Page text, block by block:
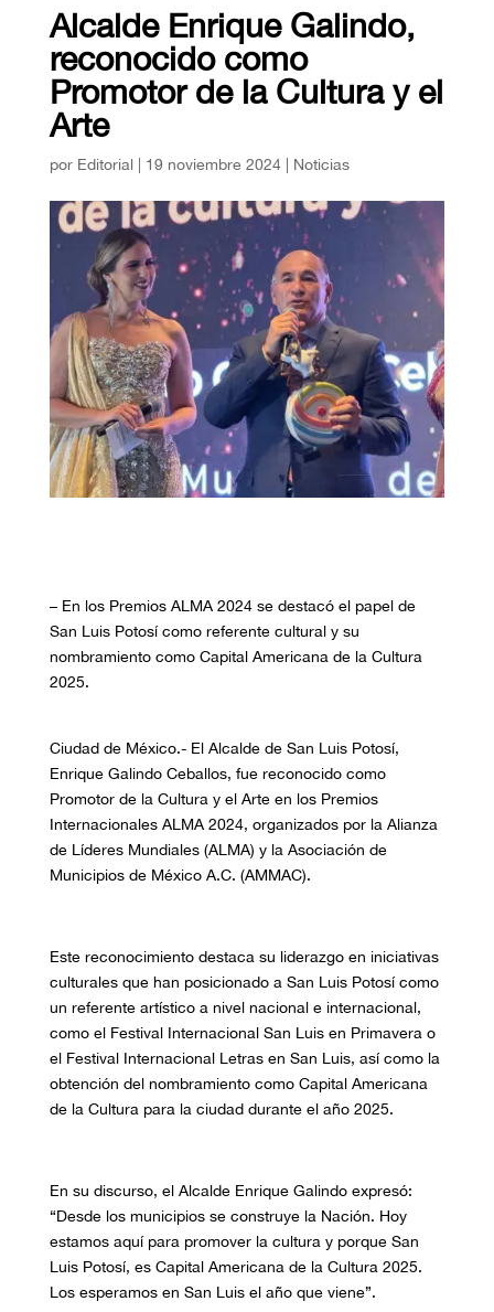
Alcalde Enrique Galindo,
reconocido como
Promotor de la Cultura y el
Arte
por Editorial| 19 noviembre 2024| Noticias
– En los Premios ALMA 2024 se destacó el papel de
San Luis Potosí como referente cultural y su
nombramiento como Capital Americana de la Cultura
2025.
Ciudad de México.- El Alcalde de San Luis Potosí,
Enrique Galindo Ceballos, fue reconocido como
Promotor de la Cultura y el Arte en los Premios
Internacionales ALMA 2024, organizados por la Alianza
de Líderes Mundiales (ALMA) y la Asociación de
Municipios de México A.C. (AMMAC).
Este reconocimiento destaca su liderazgo en iniciativas
culturales que han posicionado a San Luis Potosí como
un referente artístico a nivel nacional e internacional,
como el Festival Internacional San Luis en Primavera o
el Festival Internacional Letras en San Luis, así como la
obtención del nombramiento como Capital Americana
de la Cultura para la ciudad durante el año 2025.
En su discurso, el Alcalde Enrique Galindo expresó:
“Desde los municipios se construye la Nación. Hoy
estamos aquí para promover la cultura y porque San
Luis Potosí, es Capital Americana de la Cultura 2025.
Los esperamos en San Luis el año que viene”.